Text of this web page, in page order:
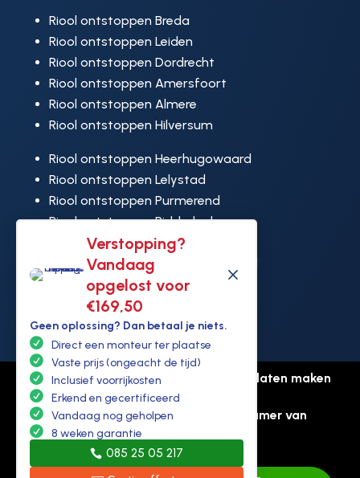
Verstopping?
Vandaag
opgelost voor
€169,50
M
Geen oplossing? Dan betaal je niets.
Direct een monteur ter plaatse
Vaste prijs (ongeacht de tijd)
Inclusief voorrijkosten
Erkend en gecertificeerd
Vandaag nog geholpen
8 weken garantie
085 25 05 217
Riool ontstoppen Breda
Riool ontstoppen Leiden
Riool ontstoppen Dordrecht
Riool ontstoppen Amersfoort
Riool ontstoppen Almere
Riool ontstoppen Hilversum
Riool ontstoppen Heerhugowaard
Riool ontstoppen Lelystad
Riool ontstoppen Purmerend
Riool ontstoppen Ridderkerk
Riool ontstoppen Rijswijk
Riool ontstoppen Hoek van Holland
© Copyright Ontstoppen.nl |
Website laten maken
door Flexamedia
Privacyverklaring-Disclaimer
Kamer van
koophandel: 94307431